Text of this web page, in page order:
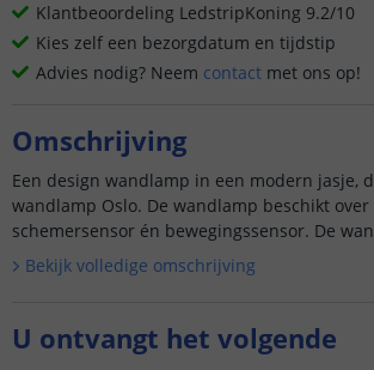
Klantbeoordeling LedstripKoning 9.2/10
Kies zelf een bezorgdatum en tijdstip
Advies nodig? Neem contact met ons op!
Omschrijving
Een design wandlamp in een modern jasje,
wandlamp Oslo. De wandlamp beschikt over
schemersensor én bewegingssensor. De
automatisch gaan br...
Bekijk volledige omschrijving
U ontvangt het volgende